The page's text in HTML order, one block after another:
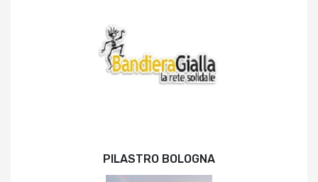
PILASTRO BOLOGNA